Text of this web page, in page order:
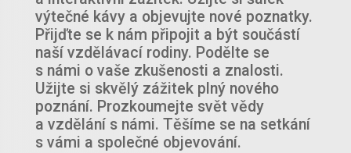
výtečné kávy a objevujte nové poznatky.
Přijďte se k nám připojit a být součástí
naší vzdělávací rodiny. Podělte se
s námi o vaše zkušenosti a znalosti.
Užijte si skvělý zážitek plný nového
poznání. Prozkoumejte svět vědy
a vzdělání s námi. Těšíme se na setkání
s vámi a společné objevování.